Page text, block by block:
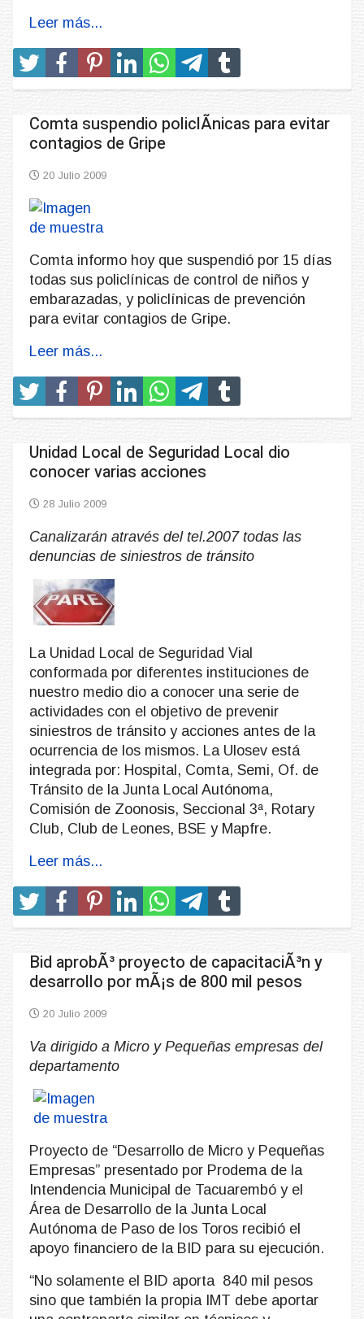
Leer más...
Comta suspendio policlÃ­nicas para evitar
contagios de Gripe
20 Julio 2009
Comta informo hoy que suspendió por 15 días
todas sus policlínicas de control de niños y
embarazadas, y policlínicas de prevención
para evitar contagios de Gripe.
Leer más...
Unidad Local de Seguridad Local dio
conocer varias acciones
28 Julio 2009
Canalizarán através del tel.2007 todas las
denuncias de siniestros de tránsito
La Unidad Local de Seguridad Vial
conformada por diferentes instituciones de
nuestro medio dio a conocer una serie de
actividades con el objetivo de prevenir
siniestros de tránsito y acciones antes de la
ocurrencia de los mismos. La Ulosev está
integrada por: Hospital, Comta, Semi, Of. de
Tránsito de la Junta Local Autónoma,
Comisión de Zoonosis, Seccional 3ª, Rotary
Club, Club de Leones, BSE y Mapfre.
Leer más...
Bid aprobÃ³ proyecto de capacitaciÃ³n y
desarrollo por mÃ¡s de 800 mil pesos
20 Julio 2009
Va dirigido a Micro y Pequeñas empresas del
departamento
Proyecto de “Desarrollo de Micro y Pequeñas
Empresas” presentado por Prodema de la
Intendencia Municipal de Tacuarembó y el
Área de Desarrollo de la Junta Local
Autónoma de Paso de los Toros recibió el
apoyo financiero de la BID para su ejecución.
“No solamente el BID aporta 840 mil pesos
sino que también la propia IMT debe aportar